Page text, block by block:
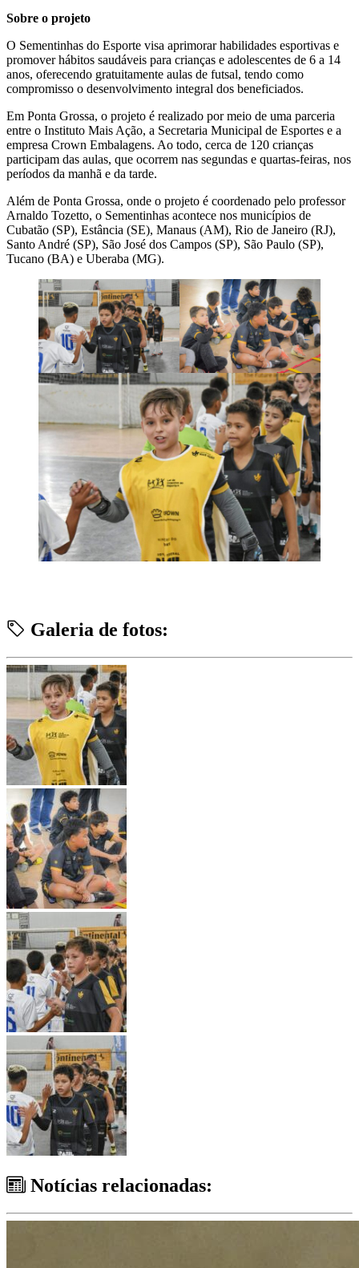
Sobre o projeto
O Sementinhas do Esporte visa aprimorar habilidades esportivas e
promover hábitos saudáveis para crianças e adolescentes de 6 a 14
anos, oferecendo gratuitamente aulas de futsal, tendo como
compromisso o desenvolvimento integral dos beneficiados.
Em Ponta Grossa, o projeto é realizado por meio de uma parceria
entre o Instituto Mais Ação, a Secretaria Municipal de Esportes e a
empresa Crown Embalagens. Ao todo, cerca de 120 crianças
participam das aulas, que ocorrem nas segundas e quartas-feiras, nos
períodos da manhã e da tarde.
Além de Ponta Grossa, onde o projeto é coordenado pelo professor
Arnaldo Tozetto, o Sementinhas acontece nos municípios de
Cubatão (SP), Estância (SE), Manaus (AM), Rio de Janeiro (RJ),
Santo André (SP), São José dos Campos (SP), São Paulo (SP),
Tucano (BA) e Uberaba (MG).
Galeria de fotos:
Notícias relacionadas: